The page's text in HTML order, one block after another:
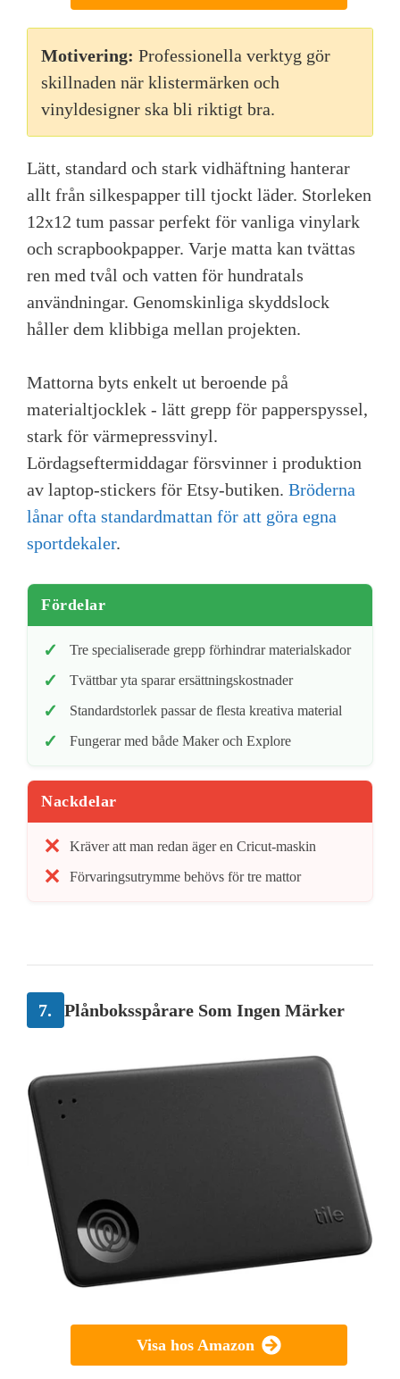
Motivering: Professionella verktyg gör
skillnaden när klistermärken och
vinyldesigner ska bli riktigt bra.
Lätt, standard och stark vidhäftning hanterar
allt från silkespapper till tjockt läder. Storleken
12x12 tum passar perfekt för vanliga vinylark
och scrapbookpapper. Varje matta kan tvättas
ren med tvål och vatten för hundratals
användningar. Genomskinliga skyddslock
håller dem klibbiga mellan projekten.
Mattorna byts enkelt ut beroende på
materialtjocklek - lätt grepp för papperspyssel,
stark för värmepressvinyl.
Lördagseftermiddagar försvinner i produktion
av laptop-stickers för Etsy-butiken. Bröderna
lånar ofta standardmattan för att göra egna
sportdekaler.
Fördelar
Tre specialiserade grepp förhindrar materialskador
Tvättbar yta sparar ersättningskostnader
Standardstorlek passar de flesta kreativa material
Fungerar med både Maker och Explore
Nackdelar
Kräver att man redan äger en Cricut-maskin
Förvaringsutrymme behövs för tre mattor
7. Plånboksspårare Som Ingen Märker
Visa hos Amazon